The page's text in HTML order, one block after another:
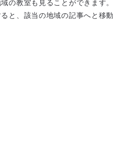
の教室も見ることができます。
と、該当の地域の記事へと移動